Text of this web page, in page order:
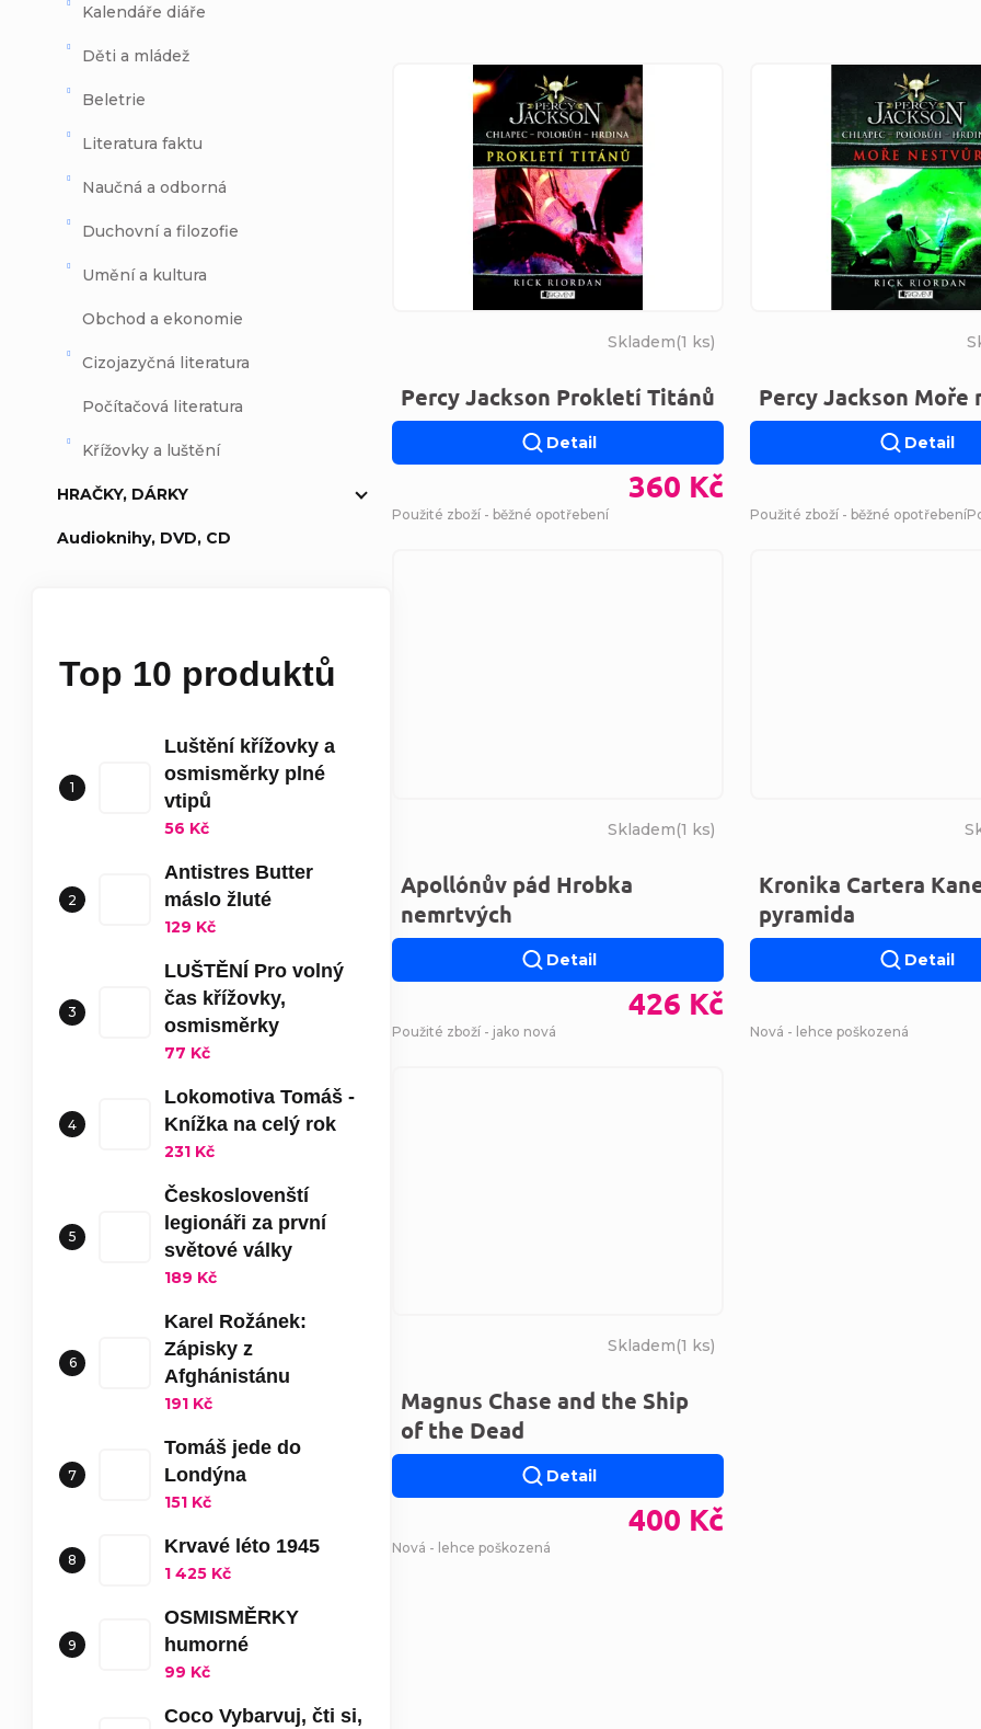
Kalendáře diáře
Děti a mládež
Beletrie
Literatura faktu
Naučná a odborná
Duchovní a filozofie
Umění a kultura
Obchod a ekonomie
Cizojazyčná literatura
Počítačová literatura
Křížovky a luštění
HRAČKY, DÁRKY
Audioknihy, DVD, CD
Top 10 produktů
Luštění křížovky a
osmisměrky plné
vtipů
56 Kč
Antistres Butter
máslo žluté
129 Kč
LUŠTĚNÍ Pro volný
čas křížovky,
osmisměrky
77 Kč
Lokomotiva Tomáš -
Knížka na celý rok
231 Kč
Českoslovenští
legionáři za první
světové války
189 Kč
Karel Rožánek:
Zápisky z
Afghánistánu
191 Kč
Tomáš jede do
Londýna
151 Kč
Krvavé léto 1945
1 425 Kč
OSMISMĚRKY
humorné
99 Kč
Coco Vybarvuj, čti si,
Výpis produktů
Percy Jackson Prokletí Titánů
Skladem(1 ks)
360 Kč
Detail
Použité zboží - běžné opotřebení
Percy Jackson Moře
Detail
Použité zboží - běžné opotřebení
Apollónův pád Hrobka
nemrtvých
Skladem(1 ks)
426 Kč
Detail
Použité zboží - jako nová
Kronika Cartera
pyramida
Detail
Nová - lehce poškozená
Magnus Chase and the Ship
of the Dead
Skladem(1 ks)
400 Kč
Detail
Nová - lehce poškozená